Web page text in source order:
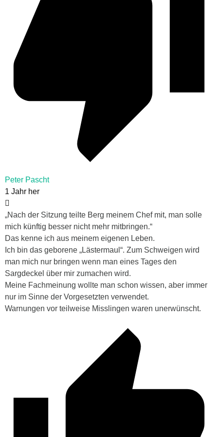
Peter Pascht
1 Jahr her
„Nach der Sitzung teilte Berg meinem Chef mit, man solle
mich künftig besser nicht mehr mitbringen.“
Das kenne ich aus meinem eigenen Leben.
Ich bin das geborene „Lästermaul“. Zum Schweigen wird
man mich nur bringen wenn man eines Tages den
Sargdeckel über mir zumachen wird.
Meine Fachmeinung wollte man schon wissen, aber immer
nur im Sinne der Vorgesetzten verwendet.
Warnungen vor teilweise Misslingen waren unerwünscht.